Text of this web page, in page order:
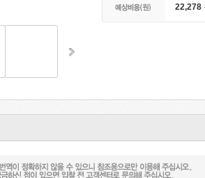
22,278